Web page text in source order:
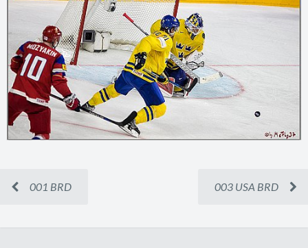
001 BRD 003 USA BRD